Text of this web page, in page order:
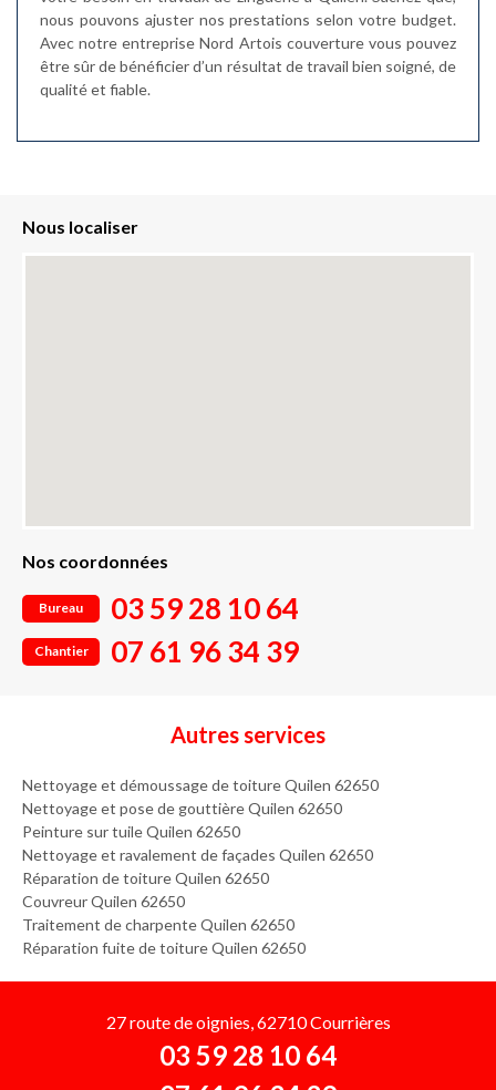
nous pouvons ajuster nos prestations selon votre budget.
Avec notre entreprise Nord Artois couverture vous pouvez
être sûr de bénéficier d’un résultat de travail bien soigné, de
qualité et fiable.
Nous localiser
Nos coordonnées
Bureau 03 59 28 10 64
Chantier 07 61 96 34 39
Autres services
Nettoyage et démoussage de toiture Quilen 62650
Nettoyage et pose de gouttière Quilen 62650
Peinture sur tuile Quilen 62650
Nettoyage et ravalement de façades Quilen 62650
Réparation de toiture Quilen 62650
Couvreur Quilen 62650
Traitement de charpente Quilen 62650
Réparation fuite de toiture Quilen 62650
27 route de oignies, 62710 Courrières
03 59 28 10 64